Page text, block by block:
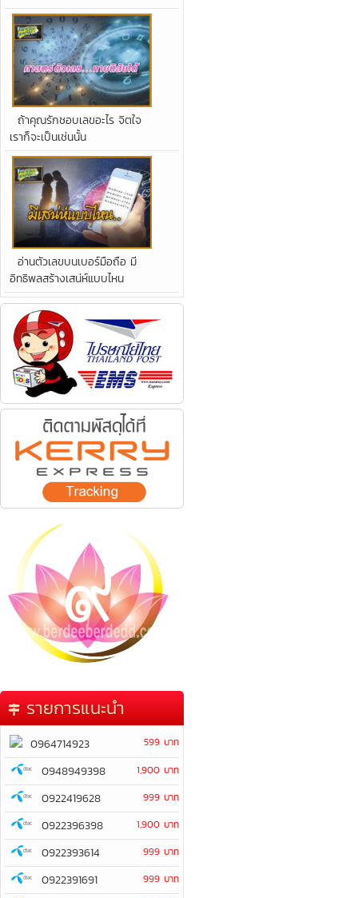
ถ้าคุณรักชอบเลขอะไร จิตใจ
เราก็จะเป็นเช่นนั้น
อ่านตัวเลขบนเบอร์มือถือ มี
อิทธิพลสร้างเสน่ห์แบบไหน
รายการแนะนำ
0964714923 599 บาท
0948949398 1,900 บาท
0922419628 999 บาท
0922396398 1,900 บาท
0922393614 999 บาท
0922391691 999 บาท